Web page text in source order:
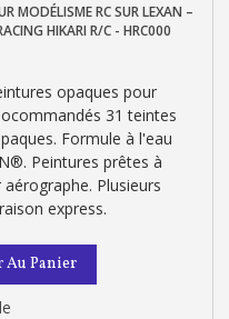
à chaque commande
France Métropolitaine
14 jours
commande
parrainage
MODÉLISME RC SUR LEXAN –
HIKARI R/C - HRC000
opaques pour
31 teintes
Formule à l'eau
Peintures prêtes à
Plusieurs
express.
Au Panier